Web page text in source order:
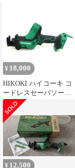
み 18V対応【戸田
店】
¥ 18,000
HIKOKI ハイコーキ コ
ードレスセーバソー
CR18DA(NN) 本体のみ
ノコギリ のこぎり レシ
プロソー バッテリー充
電器別 電動工具
★DT264
¥ 12,500